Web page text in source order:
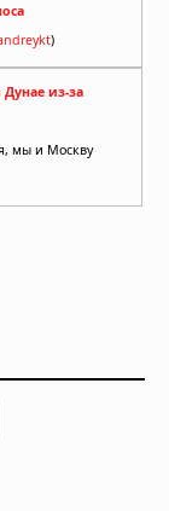
)
из-за
мы и Москву